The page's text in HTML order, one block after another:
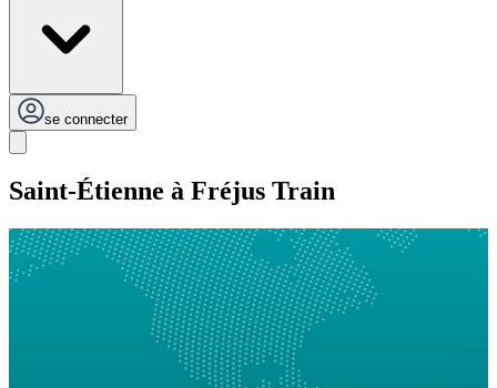
se connecter
Saint-Étienne à Fréjus Train